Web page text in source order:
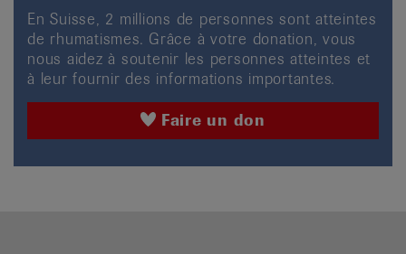
En Suisse, 2 millions de personnes sont atteintes
de rhumatismes. Grâce à votre donation, vous
nous aidez à soutenir les personnes atteintes et
à leur fournir des informations importantes.
Faire un don